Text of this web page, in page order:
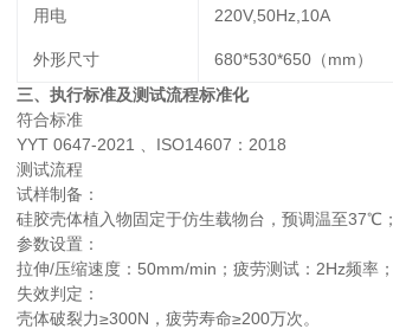
用电 220V,50Hz,10A
外形尺寸
680*530*650（mm）
三、执行标准及测试流程标准化
符合标准
YYT 0647-2021 、ISO14607：2018
测试流程
‌试样制备‌：
硅胶壳体植入物固定于仿生载物台，预调温至37℃‌；
‌参数设置‌：
拉伸/压缩速度：50mm/min；疲劳测试：2Hz频率‌；
‌失效判定‌：
壳体破裂力≥300N，疲劳寿命≥200万次‌。